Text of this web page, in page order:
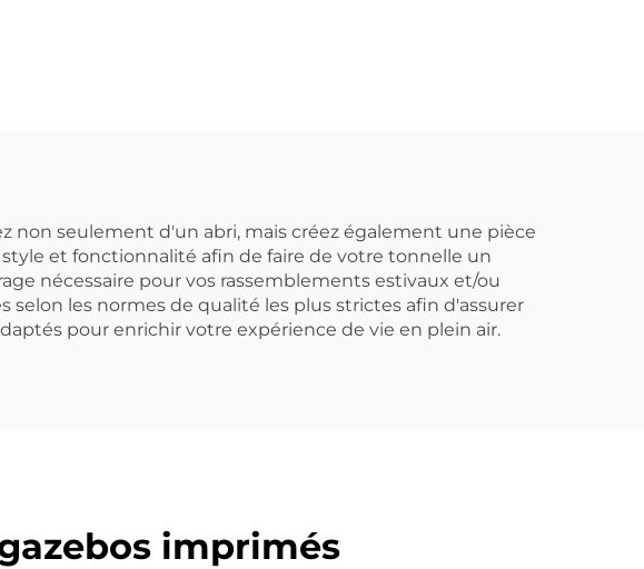
non seulement d'un abri, mais créez également une pièce
et fonctionnalité afin de faire de votre tonnelle un
nécessaire pour vos rassemblements estivaux et/ou
les normes de qualité les plus strictes afin d'assurer
pour enrichir votre expérience de vie en plein air.
imprimés